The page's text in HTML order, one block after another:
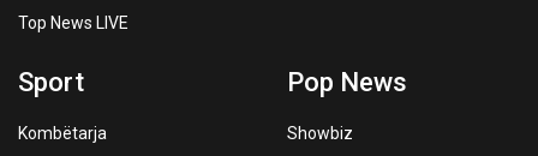
Top News LIVE
Sport
Kombëtarja
Pop News
Showbiz